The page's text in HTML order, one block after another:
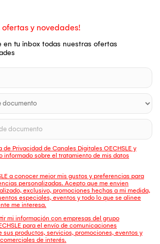
ofertas y novedades!
en tu inbox todas nuestras ofertas
de Privacidad de Canales Digitales OECHSLE y
informado sobre el tratamiento de mis datos
a conocer mejor mis gustos y preferencias para
personalizadas. Acepto que me envien
exclusivo, promociones hechas a mi medida,
especiales, eventos y todo lo que se alinee
me interesa.
mi información con empresas del grupo
para el envío de comunicaciones
sus productos, servicios, promociones, eventos y
de interés.